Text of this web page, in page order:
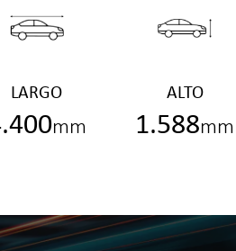
LARGO
mm
ALTO
1.588mm